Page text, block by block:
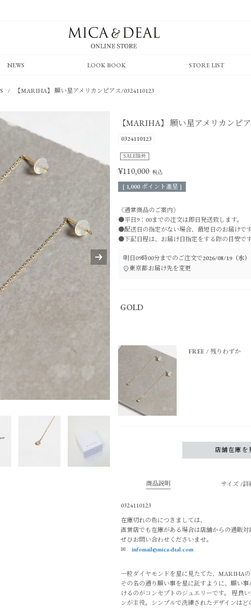
NEWS LOOK BOOK STORE LIST
【MARIHA】 願い星アメリカンピアス/0324110123
【MARIHA】 願い星アメリカンピ
0324110123
SALE除外
¥110,000
[ 1,000 ポイント進呈 ]
《通常商品のご案内》
●平日9：00までの注文は即日発送致します。
●配送日の指定がない場合、最短日のお届けです
●下記日程は、お届け日指定をする際の目安です
明日09時00分までのご注文で2026/08/19（水）
東京都お届け先を変更
GOLD
FREE 残りわずか
店舗在庫を
商品説明 サイズ /詳
0324110123
在庫切れの色につきましては、
直営店でも在庫がある場合は店舗からの通販対
ぜひお問い合わせくださいませ。
✉ infomail@mica-deal.com
一粒ダイヤモンドを星に見たてた、MARIHAの
その名の通り願い事を星に託すように、願い
けるのがコンセプトのジュエリーです。 程良
ンが主役。シンプルで洗練されたデザインは